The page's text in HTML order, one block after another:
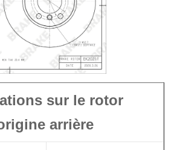
de
Ventilation
sur le rotor
arrière